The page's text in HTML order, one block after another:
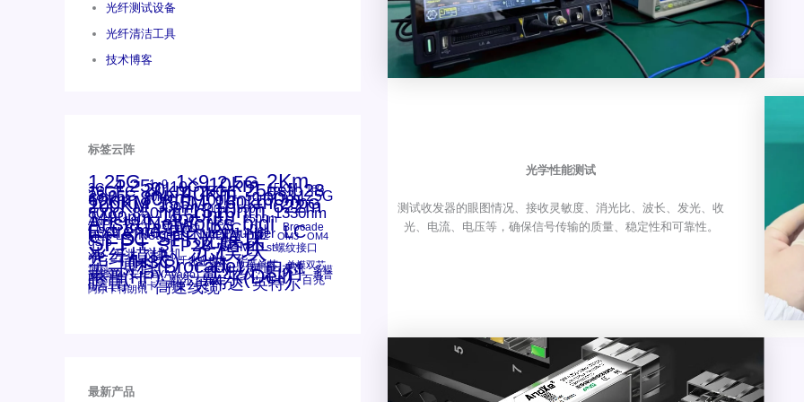
光纤测试设备
光纤清洁工具
技术博客
标签云阵
1.25G 1x9 1×9 2.5G 2Km
3G 4.25g 10G 10km 15KM 16G
16GFC 20km 25GE 25gsfp28
28.05G 30km 40Km 50m 53.125G
60km 80km 100km 100m
120KM 155M 160km 200G
200KM 300m 400m 550m 622m
800G 850nm 1310nm 1330nm
1490nm 1550nm 2500m
ANBR-1414TZ AOC Arista
Arista Networks bidi Brocade
Cisco CSFP光模块 DAC Dell
Extreme FC Intel Juniper LC
MPO-LC Netgear NVIDIA OM2 OM3 OM4
qsfp SC SFF光模块
SFP+ SFP28 SGMII st螺纹接口
xfp 万兆 交换机 光模块
光纤模块 千兆光模块 华三
华三(H3C) 华为 单模单芯 单模双芯
博科 博科(Brocade) 博通 友讯 多模
安华高 安华高(Avago) 工业级 思科 惠普
惠普(HP) 戴尔 戴尔(Dell) 百兆
瞻博 网卡 网捷 英伟达 英特尔
阿尔卡特朗讯 高速线缆
最新产品
光学性能测试
测试收发器的眼图情况、接收灵敏度、消光比、波长、发光、收
光、电流、电压等，确保信号传输的质量、稳定性和可靠性。